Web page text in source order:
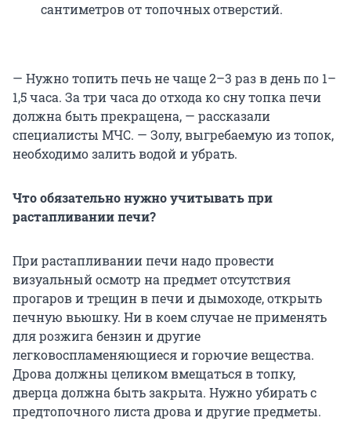
сантиметров от топочных отверстий.
— Нужно топить печь не чаще 2–3 раз в день по 1–
1,5 часа. За три часа до отхода ко сну топка печи
должна быть прекращена, — рассказали
специалисты МЧС. — Золу, выгребаемую из топок,
необходимо залить водой и убрать.
Что обязательно нужно учитывать при
растапливании печи?
При растапливании печи надо провести
визуальный осмотр на предмет отсутствия
прогаров и трещин в печи и дымоходе, открыть
печную вьюшку. Ни в коем случае не применять
для розжига бензин и другие
легковоспламеняющиеся и горючие вещества.
Дрова должны целиком вмещаться в топку,
дверца должна быть закрыта. Нужно убирать с
предтопочного листа дрова и другие предметы.